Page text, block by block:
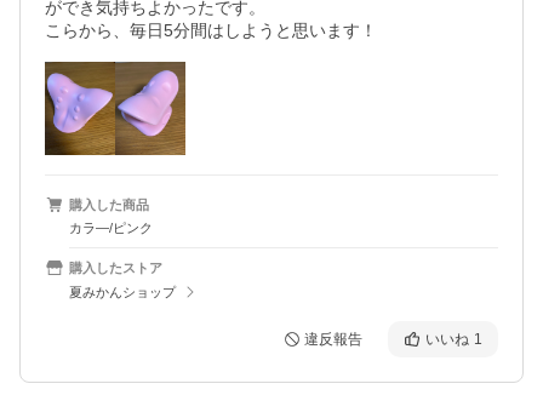
ができ気持ちよかったです。
こらから、毎日5分間はしようと思います！
購入した商品
カラ―/ピンク
購入したストア
夏みかんショップ
違反報告 いいね 1